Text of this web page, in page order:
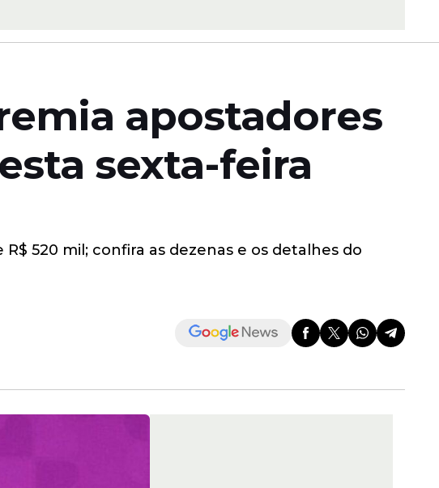
apostadores
sexta-feira
520 mil; confira as dezenas e os detalhes do